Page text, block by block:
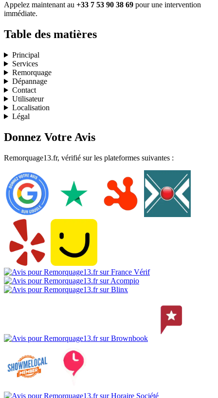
Appelez maintenant au +33 7 53 90 38 69 pour une intervention
immédiate.
Table des matières
Principal
Services
Remorquage
Dépannage
Contact
Utilisateur
Localisation
Légal
Donnez Votre Avis
Remorquage13.fr, vérifié sur les plateformes suivantes :